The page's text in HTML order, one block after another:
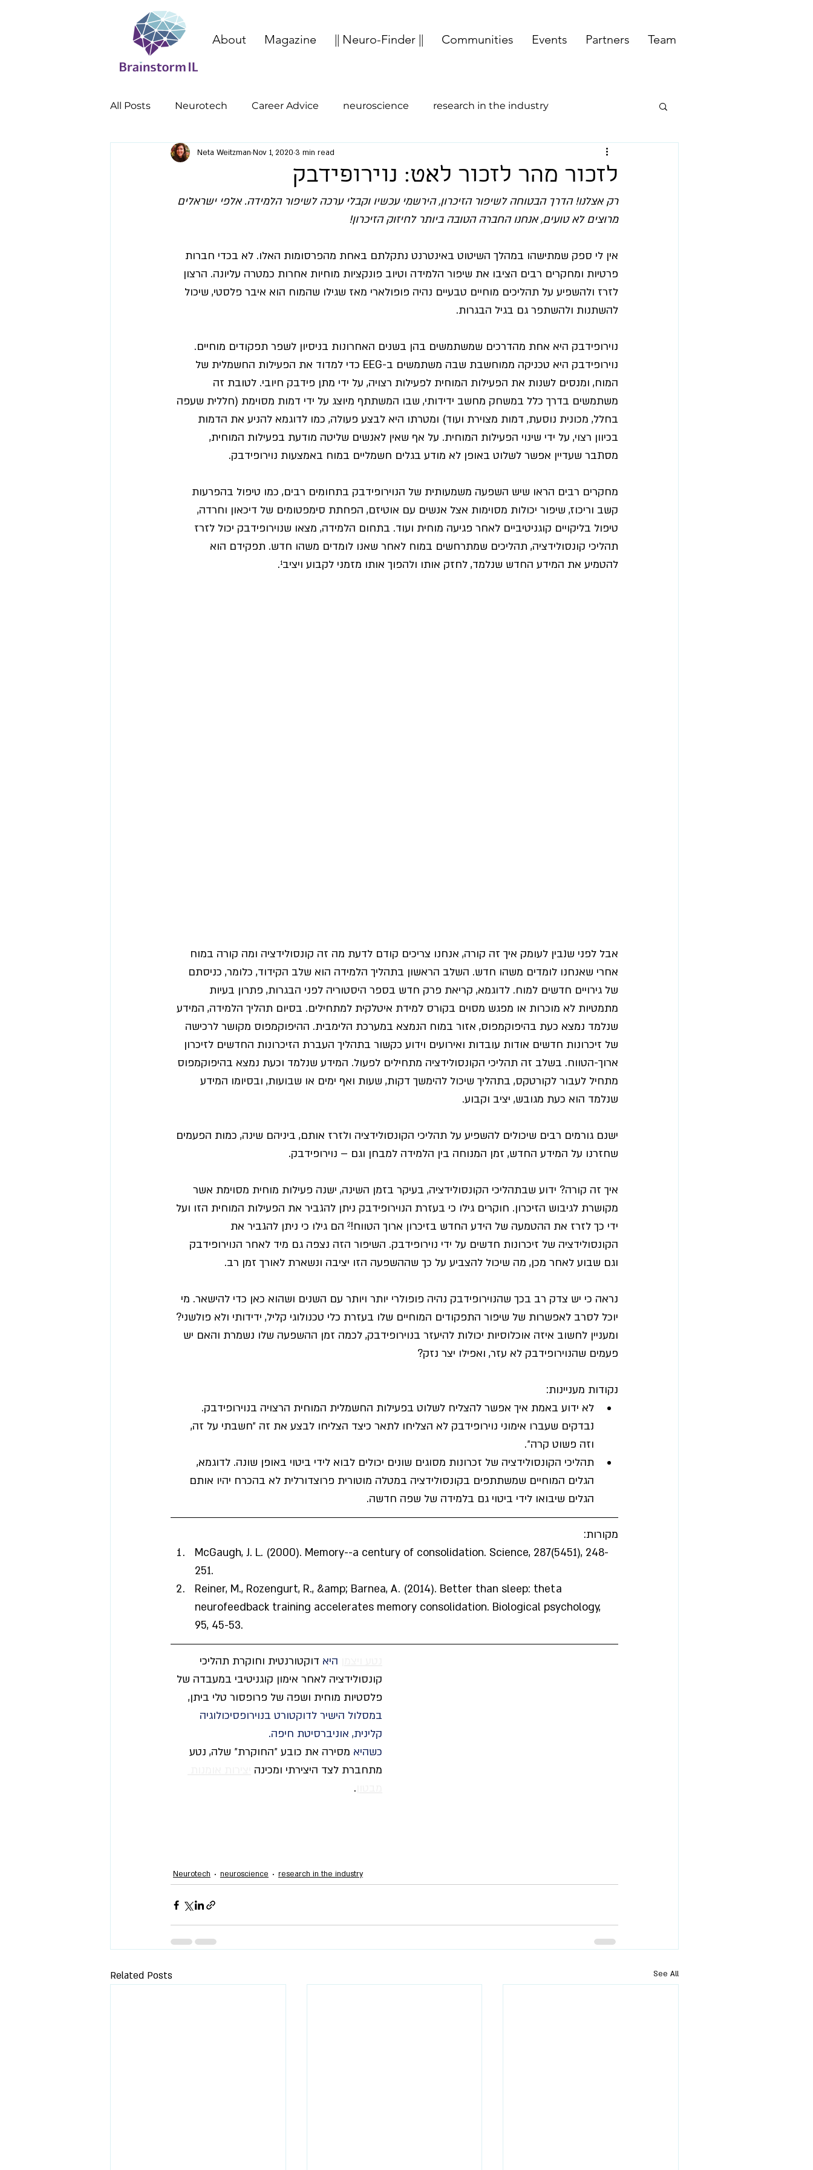
About Magazine || Neuro-Finder || Communities Events Partners Team
All Posts Neurotech Career Advice neuroscience research in the industry
cognitive enhancement study abroad
לזכור מהר לזכור לאט: נוירופידבק
Neta Weitzman Nov 1, 2020 3 min read
רק אצלנו! הדרך הבטוחה לשיפור הזיכרון, הירשמי עכשיו וקבלי ערכה לשיפור הלמידה. אלפי ישראלים
מרוצים לא טועים, אנחנו החברה הטובה ביותר לחיזוק הזיכרון!
אין לי ספק שמתישהו במהלך השיטוט באינטרנט נתקלתם באחת מהפרסומות האלו. לא בכדי חברות
פרטיות ומחקרים רבים הציבו את שיפור הלמידה וטיוב פונקציות מוחיות אחרות כמטרה עליונה. הרצון
לזרז ולהשפיע על תהליכים מוחיים טבעיים נהיה פופולארי מאז שגילו שהמוח הוא איבר פלסטי, שיכול
להשתנות ולהשתפר גם בגיל הבגרות.
נוירופידבק היא אחת מהדרכים שמשתמשים בהן בשנים האחרונות בניסיון לשפר תפקודים מוחיים.
נוירופידבק היא טכניקה ממוחשבת שבה משתמשים ב-EEG כדי למדוד את הפעילות החשמלית של
המוח, ומנסים לשנות את הפעילות המוחית לפעילות רצויה, על ידי מתן פידבק חיובי. לטובת זה
משתמשים בדרך כלל במשחק מחשב ידידותי, שבו המשתתף מיוצג על ידי דמות מסוימת (חללית שעפה
בחלל, מכונית נוסעת, דמות מצוירת ועוד) ומטרתו היא לבצע פעולה, כמו לדוגמא להניע את הדמות
בכיוון רצוי, על ידי שינוי הפעילות המוחית. על אף שאין לאנשים שליטה מודעת בפעילות המוחית,
מסתבר שעדיין אפשר לשלוט באופן לא מודע בגלים חשמליים במוח באמצעות נוירופידבק.
מחקרים רבים הראו שיש השפעה משמעותית של הנוירופידבק בתחומים רבים, כמו טיפול בהפרעות
קשב וריכוז, שיפור יכולות מסוימות אצל אנשים עם אוטיזם, הפחתת סימפטומים של דיכאון וחרדה,
טיפול בליקויים קוגניטיביים לאחר פגיעה מוחית ועוד. בתחום הלמידה, מצאו שנוירופידבק יכול לזרז
תהליכי קונסולידציה, תהליכים שמתרחשים במוח לאחר שאנו לומדים משהו חדש. תפקידם הוא
להטמיע את המידע החדש שנלמד, לחזק אותו ולהפוך אותו מזמני לקבוע ויציב¹.
אבל לפני שנבין לעומק איך זה קורה, אנחנו צריכים קודם לדעת מה זה קונסולידציה ומה קורה במוח
אחרי שאנחנו לומדים משהו חדש. השלב הראשון בתהליך הלמידה הוא שלב הקידוד, כלומר, כניסתם
של גירויים חדשים למוח. לדוגמא, קריאת פרק חדש בספר היסטוריה לפני הבגרות, פתרון בעיות
מתמטיות לא מוכרות או מפגש מסוים בקורס למידת איטלקית למתחילים. בסיום תהליך הלמידה, המידע
שנלמד נמצא כעת בהיפוקמפוס, אזור במוח הנמצא במערכת הלימבית. ההיפוקמפוס מקושר לרכישה
של זיכרונות חדשים אודות עובדות ואירועים וידוע כקשור בתהליך העברת הזיכרונות החדשים לזיכרון
ארוך-הטווח. בשלב זה תהליכי הקונסולידציה מתחילים לפעול. המידע שנלמד וכעת נמצא בהיפוקמפוס
מתחיל לעבור לקורטקס, בתהליך שיכול להימשך דקות, שעות ואף ימים או שבועות, ובסיומו המידע
שנלמד הוא כעת מגובש, יציב וקבוע.
ישנם גורמים רבים שיכולים להשפיע על תהליכי הקונסולידציה ולזרז אותם, ביניהם שינה, כמות הפעמים
שחזרנו על המידע החדש, זמן המנוחה בין הלמידה למבחן וגם – נוירופידבק.
איך זה קורה? ידוע שבתהליכי הקונסולידציה, בעיקר בזמן השינה, ישנה פעילות מוחית מסוימת אשר
מקושרת לגיבוש הזיכרון. חוקרים גילו כי בעזרת הנוירופידבק ניתן להגביר את הפעילות המוחית הזו ועל
ידי כך לזרז את ההטמעה של הידע החדש בזיכרון ארוך הטווח!² הם גילו כי ניתן להגביר את
הקונסולידציה של זיכרונות חדשים על ידי נוירופידבק. השיפור הזה נצפה גם מיד לאחר הנוירופידבק
וגם שבוע לאחר מכן, מה שיכול להצביע על כך שההשפעה הזו יציבה ונשארת לאורך זמן רב.
נראה כי יש צדק רב בכך שהנוירופידבק נהיה פופולרי יותר ויותר עם השנים ושהוא כאן כדי להישאר. מי
יוכל לסרב לאפשרות של שיפור התפקודים המוחיים שלו בעזרת כלי טכנולוגי קליל, ידידותי ולא פולשני?
ומעניין לחשוב איזה אוכלוסיות יכולות להיעזר בנוירופידבק, לכמה זמן ההשפעה שלו נשמרת והאם יש
פעמים שהנוירופידבק לא עזר, ואפילו יצר נזק?
נקודות מעניינות:
לא ידוע באמת איך אפשר להצליח לשלוט בפעילות החשמלית המוחית הרצויה בנוירופידבק.
נבדקים שעברו אימוני נוירופידבק לא הצליחו לתאר כיצד הצליחו לבצע את זה ״חשבתי על זה,
וזה פשוט קרה״.
תהליכי הקונסולידציה של זכרונות מסוגים שונים יכולים לבוא לידי ביטוי באופן שונה. לדוגמא,
הגלים המוחיים שמשתתפים בקונסולידציה במטלה מוטורית פרוצדורלית לא בהכרח יהיו אותם
הגלים שיבואו לידי ביטוי גם בלמידה של שפה חדשה.
מקורות:
McGaugh, J. L. (2000). Memory--a century of consolidation. Science, 287(5451), 248-
251.
Reiner, M., Rozengurt, R., &amp; Barnea, A. (2014). Better than sleep: theta
neurofeedback training accelerates memory consolidation. Biological psychology,
95, 45-53.
היא דוקטורנטית וחוקרת תהליכי
קונסולידציה לאחר אימון קוגניטיבי במעבדה של
פלסטיות מוחית ושפה של פרופסור טלי ביתן,
במסלול הישיר לדוקטורט בנוירופסיכולוגיה
קלינית, אוניברסיטת חיפה.
כשהיא מסירה את כובע ״החוקרת״ שלה, נטע
מתחברת לצד היצירתי ומכינה
.
Neurotech neuroscience research in the industry
Related Posts See All